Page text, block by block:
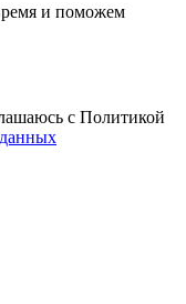
и поможем
с Политикой